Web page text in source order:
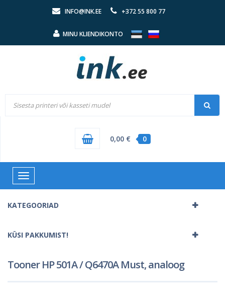
INFO@INK.EE +372 55 800 77
MINU KLIENDIKONTO
0
0,00 €
Toggle
navigation
KATEGOORIAD
KÜSI PAKKUMIST!
Tooner HP 501A / Q6470A Must, analoog